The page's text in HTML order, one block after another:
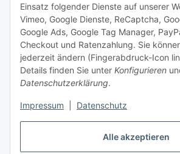
Alle akzeptieren
Einsatz folgender Dienste auf unserer
Vimeo, Google Dienste, ReCaptcha,
Google Ads, Google Tag Manager,
Checkout und Ratenzahlung. Sie
jederzeit ändern (Fingerabdruck-Icon
Details finden Sie unter Konfigurieren
Datenschutzerklärung.
Impressum Datenschutz
Unsere Dienstleistungen
Lampenreparatur
Lichtservice für Senioren
Vertrag widerrufen